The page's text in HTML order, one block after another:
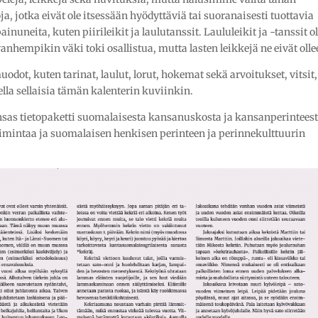
jotka eivät ole itsessään hyödyttäviä tai suoranaisesti tuottavia
kuten piirileikit ja laulutanssit. Laululeikit ja -tanssit
väki toki osallistua, mutta lasten leikkejä ne eivät
kuten tarinat, laulut, lorut, hokemat sekä arvoitukset, vitsit,
sellaisia tämän kalenterin kuviinkin.
tietopaketti suomalaisesta kansanuskosta ja
ja suomalaisen henkisen perinteen ja perinnekulttuurin